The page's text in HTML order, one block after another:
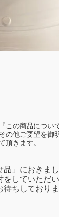
この商品につい
の他ご要望を御
頂きます。
」におきま
していただ
ちしておりま